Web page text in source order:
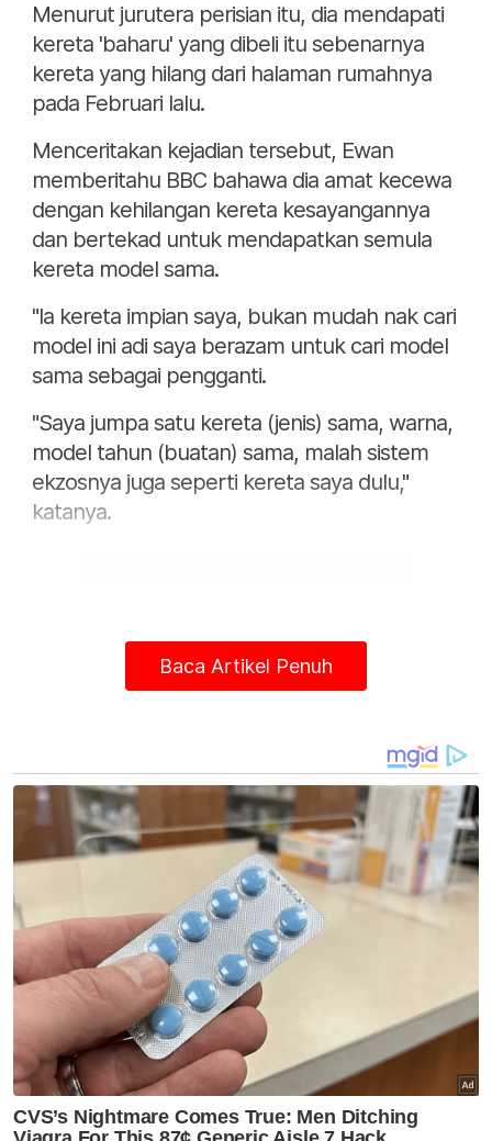
Menurut jurutera perisian itu, dia mendapati
kereta 'baharu' yang dibeli itu sebenarnya
kereta yang hilang dari halaman rumahnya
pada Februari lalu.
Menceritakan kejadian tersebut, Ewan
memberitahu BBC bahawa dia amat kecewa
dengan kehilangan kereta kesayangannya
dan bertekad untuk mendapatkan semula
kereta model sama.
"Ia kereta impian saya, bukan mudah nak cari
model ini adi saya berazam untuk cari model
sama sebagai pengganti.
"Saya jumpa satu kereta (jenis) sama, warna,
model tahun (buatan) sama, malah sistem
ekzosnya juga seperti kereta saya dulu,"
katanya.
Namun Ewan mula mengesyaki sesuatu
apabila menemukan beberapa barang di
dalam kereta berkenaan seperti sebatang
pasak khemah, cebisan pokok Krismas dan
pembalut coklat yang tidak dibersihkan.
Malah menurutnya, walaupun kereta itu
mempunyai nombor pendaftaran baharu
dan catatan perbatuan lebih rendah, dia
turut menemukan alamat rumah ibu
Baca Artikel Penuh